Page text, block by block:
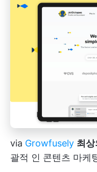
via Growfusely 최상
괄적 인 콘텐츠 마케